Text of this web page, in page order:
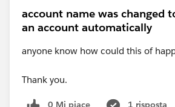
account name was changed
an account automatically
anyone know how could this of
Thank you.
0 Mi piace
1 risposta